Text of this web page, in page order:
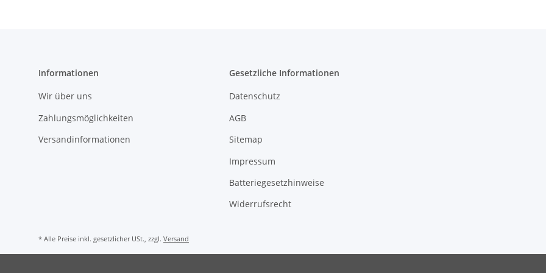
Informationen
Wir über uns
Zahlungsmöglichkeiten
Versandinformationen
Gesetzliche Informationen
Datenschutz
AGB
Sitemap
Impressum
Batteriegesetzhinweise
Widerrufsrecht
* Alle Preise inkl. gesetzlicher USt., zzgl. Versand